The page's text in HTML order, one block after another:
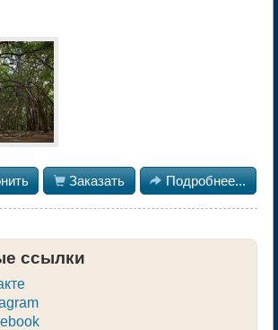
 Заказать  Подробнее...
ссылки